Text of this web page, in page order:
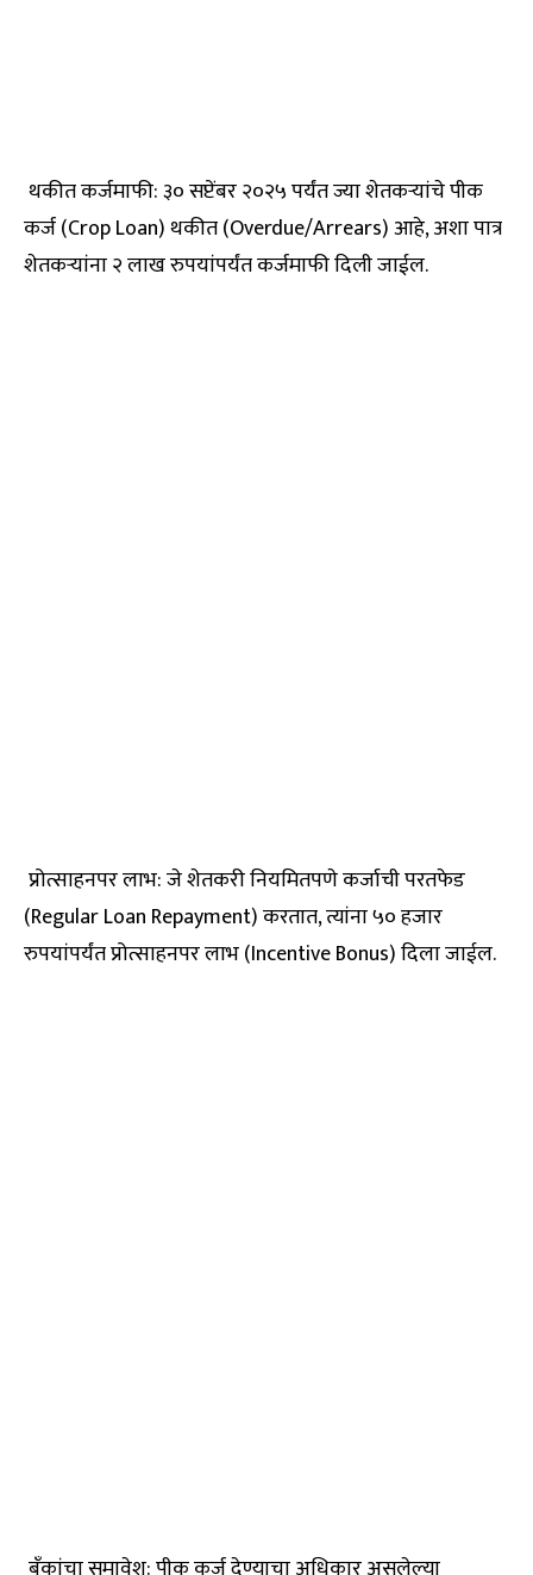
थकीत कर्जमाफी: ३० सप्टेंबर २०२५ पर्यंत ज्या शेतकऱ्यांचे पीक
कर्ज (Crop Loan) थकीत (Overdue/Arrears) आहे, अशा पात्र
शेतकऱ्यांना २ लाख रुपयांपर्यंत कर्जमाफी दिली जाईल.
प्रोत्साहनपर लाभ: जे शेतकरी नियमितपणे कर्जाची परतफेड
(Regular Loan Repayment) करतात, त्यांना ५० हजार
रुपयांपर्यंत प्रोत्साहनपर लाभ (Incentive Bonus) दिला जाईल.